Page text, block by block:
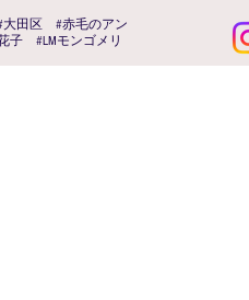
田区 #赤毛のアン
#LMモンゴメリ